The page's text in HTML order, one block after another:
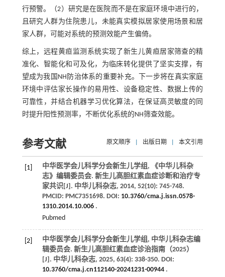
行预警。（2）研究是在医院而不是在家庭环境中进行的，
且研究人群为住院患儿，未能真实模拟居家使用场景和居
家人群，可能对系统的预测效能产生偏倚。
综上，远程黄疸监测系统实现了新生儿黄疸居家筛查的精
准化、智能化和可及化，为临床转化提供了坚实支撑，有
望成为我国NH防治体系的重要补充。下一步将在真实家庭
环境中评估家长操作的易用性、设备稳定性、数据上传的
可靠性，并结合机器学习优化算法，在保证高灵敏度的同
时提升阳性预测率，不断优化系统的NH筛查效能。
参考文献 原文顺序 出版日期 本文引用
[1]
中华医学会儿科学分会新生儿学组, 《中华儿科杂
志》编辑委员会. 新生儿高胆红素血症诊断和治疗专
家共识[J]. 中华儿科杂志, 2014, 52(10): 745-748.
PMCID: PMC7351698. DOI: 10.3760/cma.j.issn.0578-
1310.2014.10.006.
Pubmed
[2]
中华医学会儿科学分会新生儿学组, 中华儿科杂志编
辑委员会. 新生儿高胆红素血症诊治指南（2025）
[J]. 中华儿科杂志, 2025, 63(4): 338-350. DOI:
10.3760/cma.j.cn112140-20241231-00944.